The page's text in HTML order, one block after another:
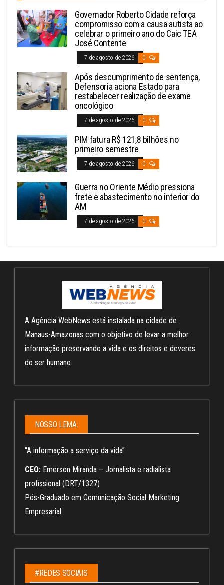
Governador Roberto Cidade reforça
compromisso com a causa autista ao
celebrar o primeiro ano do Caic TEA
José Contente
7 de agosto de 2026 0
Após descumprimento de sentença,
Defensoria aciona Estado para
restabelecer realização de exame
oncológico
7 de agosto de 2026 0
PIM fatura R$ 121,8 bilhões no
primeiro semestre
7 de agosto de 2026 0
Guerra no Oriente Médio pressiona
frete e abastecimento no interior do
AM
7 de agosto de 2026 0
A Agência WebNews está instalada na cidade de
Manaus-Amazonas com o objetivo de levar a melhor
informação preservando a vida e os direitos e deveres
do ser humano.
NOSSO LEMA:
“A informação a serviço da vida”
CEO: Emerson Miranda – Jornalista e radialista
profissional (DRT/1327)
Pós-Graduado em Comunicação Social Marketing
Empresarial
#REDES SOCIAIS